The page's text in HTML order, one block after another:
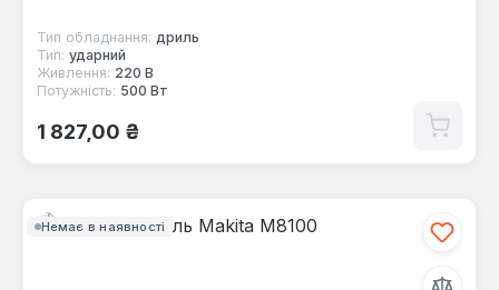
Тип обладнання: дриль
Тип: ударний
Живлення: 220 В
Потужність: 500 Вт
Звичайна ціна:
1 827,00 ₴
Немає в наявності